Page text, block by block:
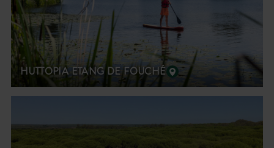
HUTTOPIA ETANG DE FOUCHÉ